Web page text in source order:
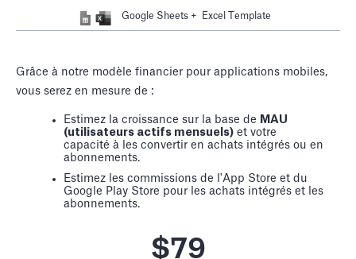
Google Sheets + Excel Template
Grâce à notre modèle financier pour applications mobiles,
vous serez en mesure de :
Estimez la croissance sur la base de MAU
(utilisateurs actifs mensuels) et votre
capacité à les convertir en achats intégrés ou en
abonnements.
Estimez les commissions de l'App Store et du
Google Play Store pour les achats intégrés et les
abonnements.
$79